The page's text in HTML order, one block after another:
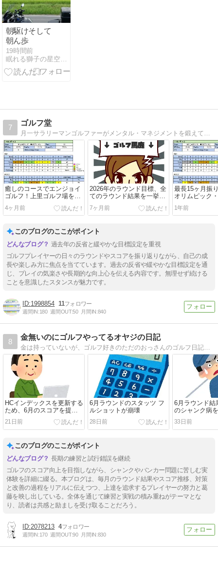
朝駆けそして
朝ん歩
19時間前
眠れる獅子の星空ブログ
7
ゴルフ堂
月一サラリーマンゴルファーがメンタル・マネジメントを鍛えてスコア向上を目指します。
癒しのコースでエンジョイ
ゴルフ！上里ゴルフ場を攻
略！ラウンド報告(2026-04-
18)
4ヶ月前
2026年のラウンド目標、全
てのラウンド結果を一挙公
開しています！
7ヶ月前
最長15ヶ月振
オリムピック
賀ゴルフコー
ウンド報告
1年前
このブログのここがポイント
過去年の反省と緩やかな目標設定を重視
ゴルフプレイヤーの日々のラウンドやスコアを振り返りながら、自己の成
長や楽しみ方に焦点を当てています。過去の反省や緩やかな目標設定を通
じ、プレイの気楽さや長期的な向上心を伝える内容です。無理せず続ける
ことを意識したスタンスが魅力です。
1998854 11
週間IN:180 週間OUT:50 月間IN:840
8
金無いのにゴルフやってるオヤジの日記
金は持っていないが、ゴルフ好きのただのおっさんのゴルフ日記です。
HCインデックスを更新する
ため、6月のスコアを提出
21日前
6月ラウンドのスタッツ フ
ルショットが崩壊
28日前
6月ラウンド結
のシャンク病
33日前
このブログのここがポイント
長期の練習と試行錯誤を継続
ゴルフのスコア向上を目指しながら、シャンクやバンカー問題に苦しむ実
体験を詳細に綴る。本ブログは、毎月のラウンド結果やスコア推移、対策
と改善の過程をリアルに伝えつつ、上達を追求するプレイヤーの努力と葛
藤を映し出している。全体を通じて練習と実戦の積み重ねがテーマとな
り、読者は共感と励ましを受け取ることだろう。
2078213 4
週間IN:170 週間OUT:90 月間IN:830